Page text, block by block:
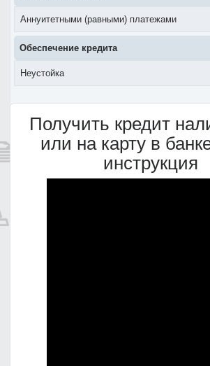
Аннуитетными (равными) платежами
Обеспечение кредита
Неустойка
Получить кредит
или на карту в
инструкция